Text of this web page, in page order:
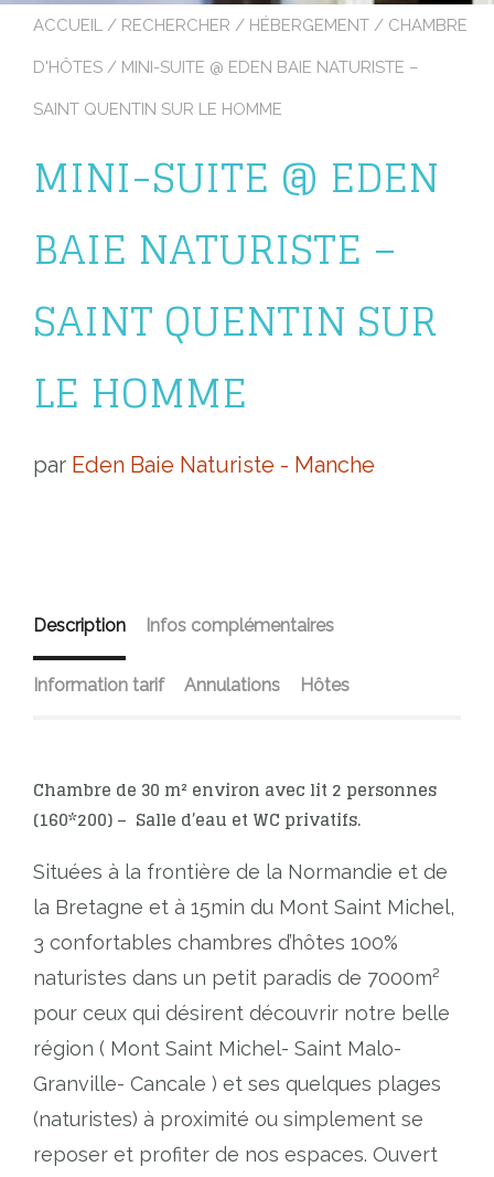
ACCUEIL / RECHERCHER / HÉBERGEMENT / CHAMBRE
D'HÔTES / MINI-SUITE @ EDEN BAIE NATURISTE –
SAINT QUENTIN SUR LE HOMME
MINI-SUITE @ EDEN
BAIE NATURISTE –
SAINT QUENTIN SUR
LE HOMME
par Eden Baie Naturiste - Manche
Description Infos complémentaires
Information tarif Annulations Hôtes
Chambre de 30 m² environ avec lit 2 personnes
(160*200) – Salle d’eau et WC privatifs.
Situées à la frontière de la Normandie et de
la Bretagne et à 15min du Mont Saint Michel,
3 confortables chambres d’hôtes 100%
naturistes dans un petit paradis de 7000m²
pour ceux qui désirent découvrir notre belle
région ( Mont Saint Michel- Saint Malo-
Granville- Cancale ) et ses quelques plages
(naturistes) à proximité ou simplement se
reposer et profiter de nos espaces. Ouvert